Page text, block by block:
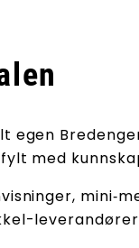
med